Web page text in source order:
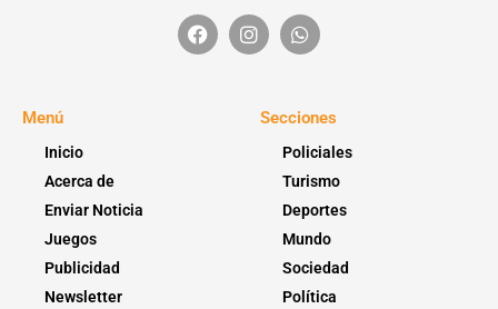
Menú
Inicio
Acerca de
Enviar Noticia
Juegos
Publicidad
Newsletter
Secciones
Policiales
Turismo
Deportes
Mundo
Sociedad
Política